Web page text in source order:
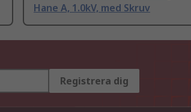
Hane A, 1.0kV, med Skruv
Registrera dig